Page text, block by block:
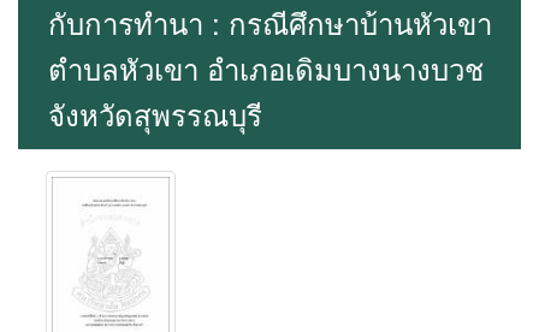
กับการทำนา : กรณีศึกษาบ้านหัวเขา
ตำบลหัวเขา อำเภอเดิมบางนางบวช
จังหวัดสุพรรณบุรี